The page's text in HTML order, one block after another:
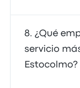
¿Qué
servicio
Estocolmo?